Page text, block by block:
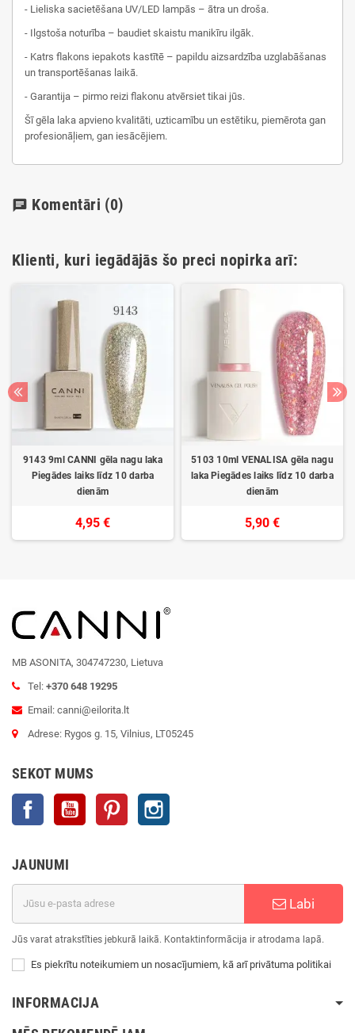
- Lieliska sacietēšana UV/LED lampās – ātra un droša.
- Ilgstoša noturība – baudiet skaistu manikīru ilgāk.
- Katrs flakons iepakots kastītē – papildu aizsardzība uzglabāšanas
un transportēšanas laikā.
- Garantija – pirmo reizi flakonu atvērsiet tikai jūs.
Šī gēla laka apvieno kvalitāti, uzticamību un estētiku, piemērota gan
profesionāļiem, gan iesācējiem.
chat Komentāri (0)
Klienti, kuri iegādājās šo preci nopirka arī:
9143 9ml CANNI gēla nagu laka
Piegādes laiks līdz 10 darba
dienām
4,95 €
5103 10ml VENALISA gēla nagu
laka Piegādes laiks līdz 10 darba
dienām
5,90 €
MB ASONITA, 304747230, Lietuva
Tel: +370 648 19295
Email: canni@eilorita.lt
Adrese: Rygos g. 15, Vilnius, LT05245
SEKOT MUMS
Facebook YouTube Pinterest
JAUNUMI
Labi
Jūs varat atrakstīties jebkurā laikā. Kontaktinformācija ir atrodama lapā.
Es piekrītu noteikumiem un nosacījumiem, kā arī privātuma politikai
INFORMACIJA